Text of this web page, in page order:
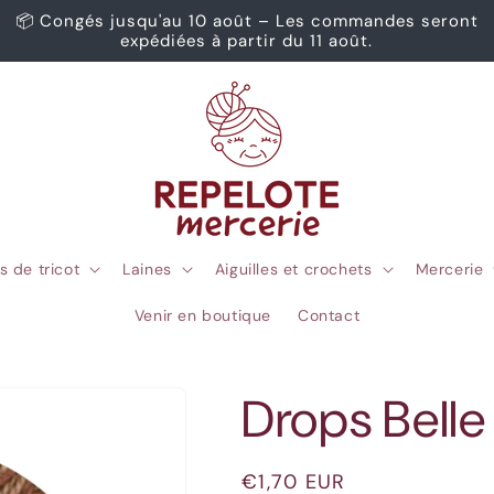
📦 Congés jusqu'au 10 août – Les commandes seront
expédiées à partir du 11 août.
de tricot Laines Aiguilles et crochets Mercerie
Venir en boutique Contact
Drops
Prix
€1,70 EUR